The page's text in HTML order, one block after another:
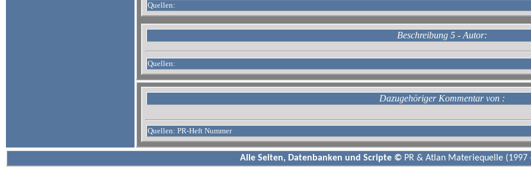
Quellen:
Beschreibung 5 - Autor:
Quellen:
Dazugehöriger Kommentar von :
Quellen: PR-Heft Nummer
Alle Seiten, Datenbanken und Scripte ©PR & Atlan Materiequelle (1997